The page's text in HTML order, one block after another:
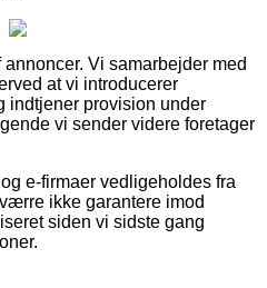
Vi samarbejder med
at vi introducerer
indtjener provision under
vi sender videre foretager
e-firmaer vedligeholdes fra
ikke garantere imod
siden vi sidste gang